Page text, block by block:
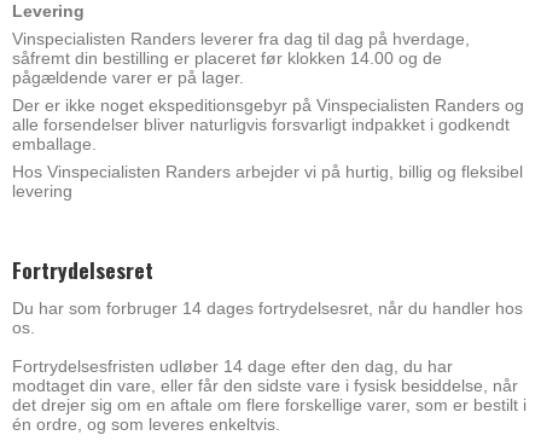
Levering
Vinspecialisten Randers leverer fra dag til dag på hverdage,
såfremt din bestilling er placeret før klokken 14.00 og de
pågældende varer er på lager.
Der er ikke noget ekspeditionsgebyr på Vinspecialisten Randers og
alle forsendelser bliver naturligvis forsvarligt indpakket i godkendt
emballage.
Hos Vinspecialisten Randers arbejder vi på hurtig, billig og fleksibel
levering
Fortrydelsesret
Du har som forbruger 14 dages fortrydelsesret, når du handler hos
os.
Fortrydelsesfristen udløber 14 dage efter den dag, du har
modtaget din vare, eller får den sidste vare i fysisk besiddelse, når
det drejer sig om en aftale om flere forskellige varer, som er bestilt i
én ordre, og som leveres enkeltvis.